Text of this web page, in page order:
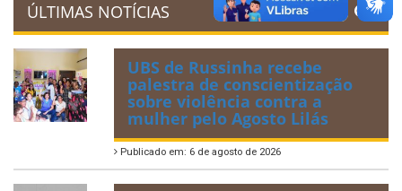
ÚLTIMAS NOTÍCIAS
UBS de Russinha recebe
palestra de conscientização
sobre violência contra a
mulher pelo Agosto Lilás
Publicado em: 6 de agosto de 2026